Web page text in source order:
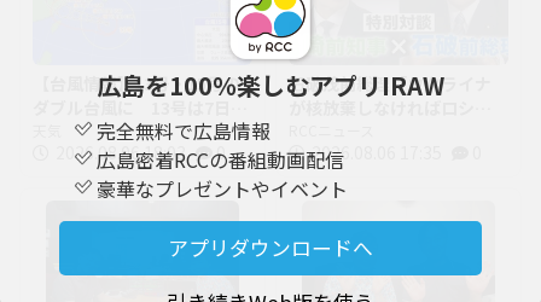
広島を100％楽しむアプリIRAW
完全無料で広島情報
広島密着RCCの番組動画配信
豪華なプレゼントやイベント
アプリダウンロードへ
【台風情報】13号・15号の
沖縄直撃へ ※17日までの
雨・風シミュレーション【6
日午後6時現在】
2026.08.06 18:03 0
石破茂前総理「ウクライナ
県知事「核抑止は“フィクシ
ョン”」 平和記念式典に去
年出席の2人が特別対談 広
島から考える“平和と安全保
障”とは
2026.08.06 17:35